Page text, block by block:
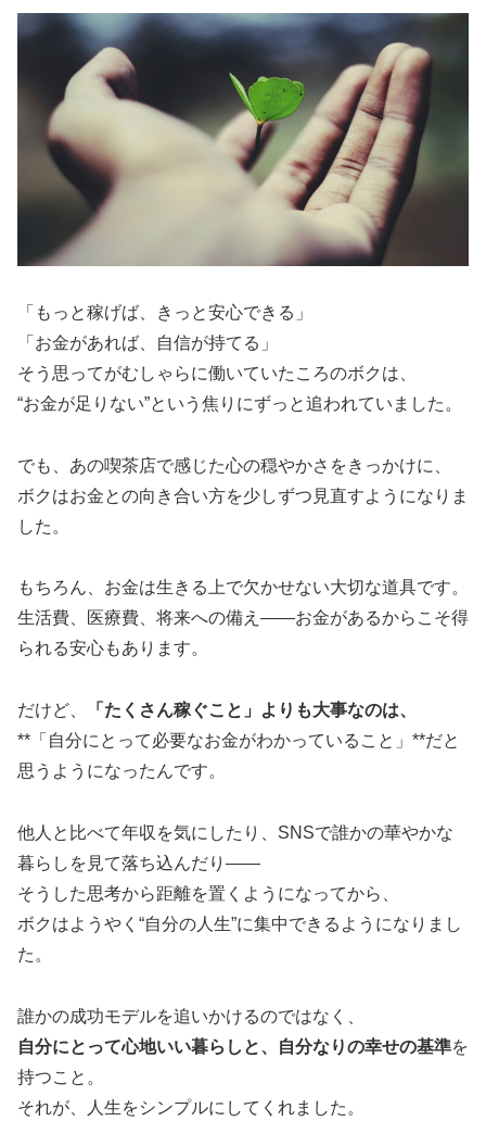
「もっと稼げば、きっと安心できる」
「お金があれば、自信が持てる」
そう思ってがむしゃらに働いていたころのボクは、
“お金が足りない”という焦りにずっと追われていました。
でも、あの喫茶店で感じた心の穏やかさをきっかけに、
ボクはお金との向き合い方を少しずつ見直すようになりま
した。
もちろん、お金は生きる上で欠かせない大切な道具です。
生活費、医療費、将来への備え——お金があるからこそ得
られる安心もあります。
だけど、
「たくさん稼ぐこと」よりも大事なのは、
**「自分にとって必要なお金がわかっていること」**だと
思うようになったんです。
他人と比べて年収を気にしたり、SNSで誰かの華やかな
暮らしを見て落ち込んだり——
そうした思考から距離を置くようになってから、
ボクはようやく“自分の人生”に集中できるようになりまし
た。
誰かの成功モデルを追いかけるのではなく、
自分にとって心地いい暮らしと、自分なりの幸せの基準を
持つこと。
それが、人生をシンプルにしてくれました。